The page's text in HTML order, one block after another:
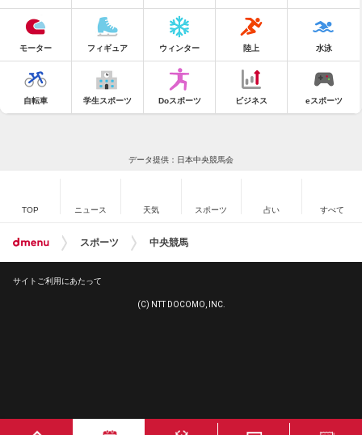
モーター フィギュア ウィンター 陸上 水泳
自転車 学生スポーツ Doスポーツ ビジネス eスポーツ
データ提供：日本中央競馬会
TOP ニュース 天気 スポーツ 占い すべて
スポーツ 中央競馬
サイトご利用にあたって
(C) NTT DOCOMO, INC.